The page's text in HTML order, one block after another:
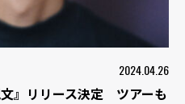
2024.04.26
』リリース決定 ツアーも